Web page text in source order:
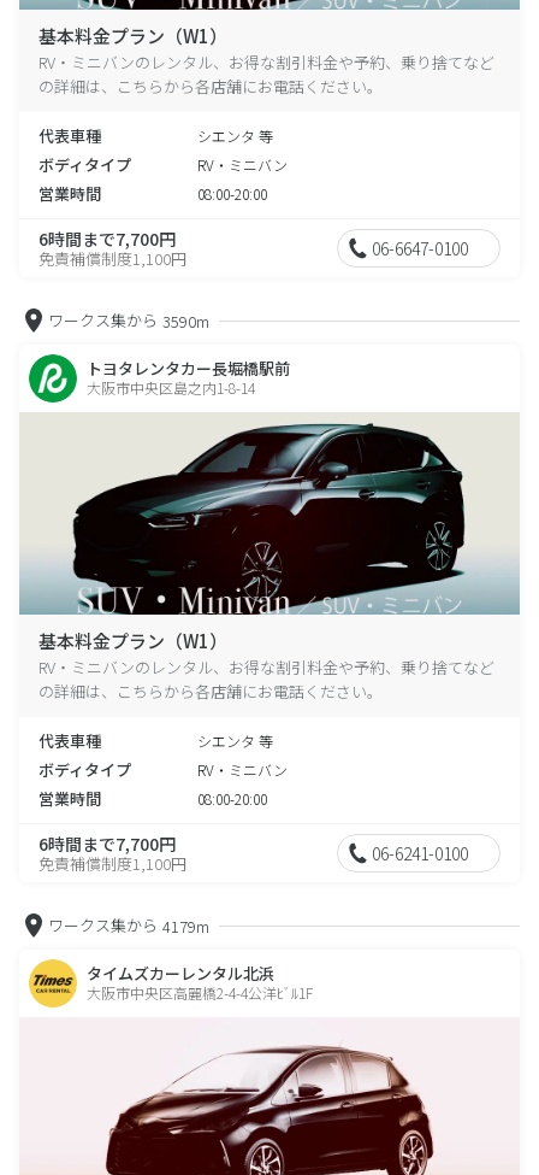
基本料金プラン（W1）
RV・ミニバンのレンタル、お得な割引料金や予約、乗り捨てなど
の詳細は、こちらから各店舗にお電話ください。
代表車種 シエンタ 等
ボディタイプ RV・ミニバン
営業時間 08:00-20:00
6時間まで7,700円
免責補償制度1,100円 06-6647-0100
ワークス集から 3590m
トヨタレンタカー長堀橋駅前
大阪市中央区島之内1-8-14
基本料金プラン（W1）
RV・ミニバンのレンタル、お得な割引料金や予約、乗り捨てなど
の詳細は、こちらから各店舗にお電話ください。
代表車種 シエンタ 等
ボディタイプ RV・ミニバン
営業時間 08:00-20:00
6時間まで7,700円
免責補償制度1,100円 06-6241-0100
ワークス集から 4179m
タイムズカーレンタル北浜
大阪市中央区高麗橋2-4-4公洋ﾋﾞﾙ1F